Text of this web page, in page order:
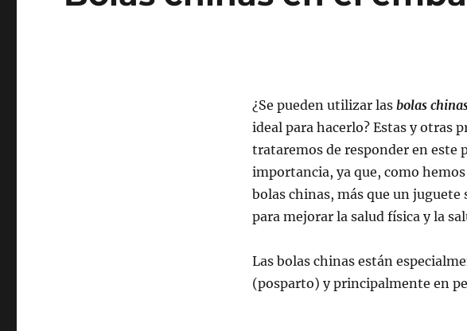
¿Se pueden utilizar las bolas
ideal para hacerlo? Estas y otras
trataremos de responder en este
importancia, ya que, como
bolas chinas, más que un
para mejorar la salud física y la
Las bolas chinas están
(posparto) y principalmente en